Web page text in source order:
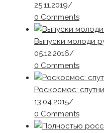
25.11.2019/
0 Comments
Выпуски молоди
05.12.2016/
0 Comments
Роскосмос:
13.04.2015/
0 Comments